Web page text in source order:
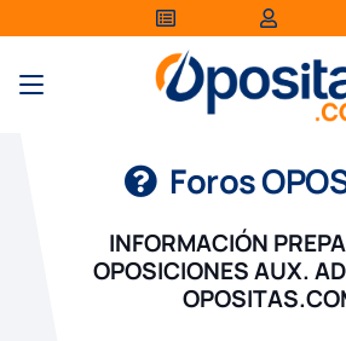
Foros
INFORMACIÓN
OPOSICIONES AUX.